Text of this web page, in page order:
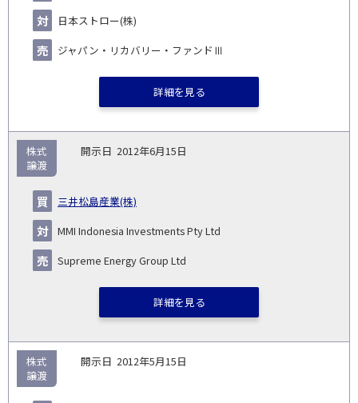
日本ストロー(株)
ジャパン・リカバリー・ファンドⅢ
詳細を見る
2012年6月15日
三井松島産業(株)
MMI Indonesia Investments Pty Ltd
Supreme Energy Group Ltd
株式
譲渡
詳細を見る
2012年5月15日
株式
譲渡